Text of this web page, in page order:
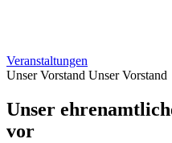
Veranstaltungen
Unser Vorstand Unser Vorstand
Unser
vor